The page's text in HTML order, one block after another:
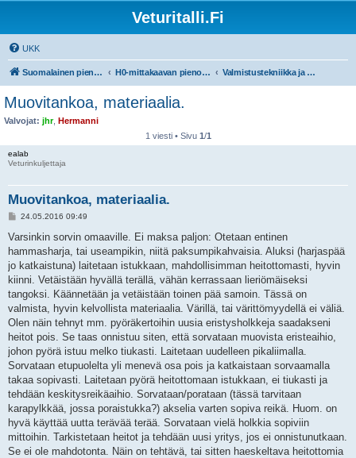
Veturitalli.Fi
UKK
Suomalainen pienoisrautatiefoorumi H0-mittakaavan pienoisrautatiet Valmistustekniikka ja työvälineet
Muovitankoa, materiaalia.
Valvojat: jhr, Hermanni
1 viesti • Sivu 1/1
ealab
Veturinkuljettaja
Muovitankoa, materiaalia.
V
e
t
24.05.2016 09:49
Varsinkin sorvin omaaville. Ei maksa paljon: Otetaan entinen
hammasharja, tai useampikin, niitä paksumpikahvaisia. Aluksi (harjaspää
jo katkaistuna) laitetaan istukkaan, mahdollisimman heitottomasti, hyvin
kiinni. Vetäistään hyvällä terällä, vähän kerrassaan lieriömäiseksi
tangoksi. Käännetään ja vetäistään toinen pää samoin. Tässä on
valmista, hyvin kelvollista materiaalia. Värillä, tai värittömyydellä ei väliä.
Olen näin tehnyt mm. pyöräkertoihin uusia eristysholkkeja saadakseni
heitot pois. Se taas onnistuu siten, että sorvataan muovista eristeaihio,
johon pyörä istuu melko tiukasti. Laitetaan uudelleen pikaliimalla.
Sorvataan etupuolelta yli menevä osa pois ja katkaistaan sorvaamalla
takaa sopivasti. Laitetaan pyörä heitottomaan istukkaan, ei tiukasti ja
tehdään keskitysreikäaihio. Sorvataan/porataan (tässä tarvitaan
karapylkkää, jossa poraistukka?) akselia varten sopiva reikä. Huom. on
hyvä käyttää uutta terävää terää. Sorvataan vielä holkkia sopiviin
mittoihin. Tarkistetaan heitot ja tehdään uusi yritys, jos ei onnistunutkaan.
Se ei ole mahdotonta. Näin on tehtävä, tai sitten haeskeltava heitottomia